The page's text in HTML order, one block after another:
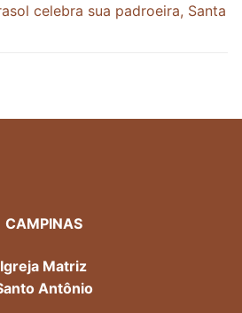
celebra sua padroeira, Santa
CAMPINAS
Igreja Matriz
Antônio